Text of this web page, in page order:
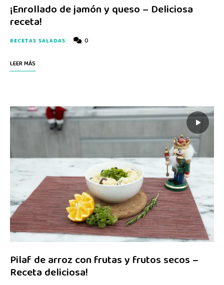
¡Enrollado de jamón y queso – Deliciosa
receta!
RECETAS SALADAS 0
LEER MÁS
Pilaf de arroz con frutas y frutos secos –
Receta deliciosa!